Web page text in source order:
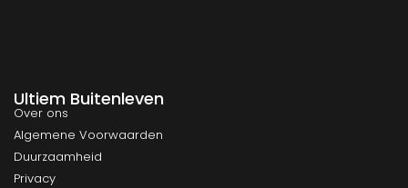
Ultiem Buitenleven
Over ons
Algemene Voorwaarden
Duurzaamheid
Privacy